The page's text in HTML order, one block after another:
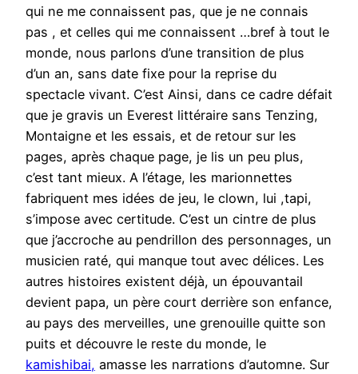
qui ne me connaissent pas, que je ne connais
pas , et celles qui me connaissent …bref à tout le
monde, nous parlons d’une transition de plus
d’un an, sans date fixe pour la reprise du
spectacle vivant. C’est Ainsi, dans ce cadre défait
que je gravis un Everest littéraire sans Tenzing,
Montaigne et les essais, et de retour sur les
pages, après chaque page, je lis un peu plus,
c’est tant mieux. A l’étage, les marionnettes
fabriquent mes idées de jeu, le clown, lui ,tapi,
s’impose avec certitude. C’est un cintre de plus
que j’accroche au pendrillon des personnages, un
musicien raté, qui manque tout avec délices. Les
autres histoires existent déjà, un épouvantail
devient papa, un père court derrière son enfance,
au pays des merveilles, une grenouille quitte son
puits et découvre le reste du monde, le
kamishibai, amasse les narrations d’automne. Sur